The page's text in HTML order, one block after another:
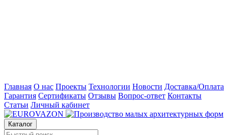
Главная О нас Проекты Технологии Новости Доставка/Оплата
Гарантия Сертификаты Отзывы Вопрос-ответ Контакты
Статьи Личный кабинет
Каталог